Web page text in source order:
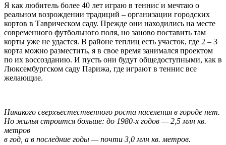
Я как любитель более 40 лет играю в теннис и мечтаю о
реальном возрождении традиций – организации городских
кортов в Таврическом саду. Прежде они находились на месте
современного футбольного поля, но заново поставить там
корты уже не удастся. В районе теплиц есть участок, где 2 – 3
корта можно разместить, я в свое время занимался проектом
по их воссозданию. И пусть они будут общедоступными, как в
Люксембургском саду Парижа, где играют в теннис все
желающие.
Никакого сверхъестественного роста населения в городе нет.
Но жилья строится больше: до 1980-х годов — 2,5 млн кв.
метров
в год, а в последние годы — почти 3,0 млн кв. метров.